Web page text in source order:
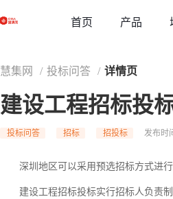
首页 产品
慧集网 / 投标问答 / 详情页
建设工程招标投
投标问答 招标 招投标 发布时
深圳地区可以采用预选招标方式进
建设工程招标投标实行招标人负责制